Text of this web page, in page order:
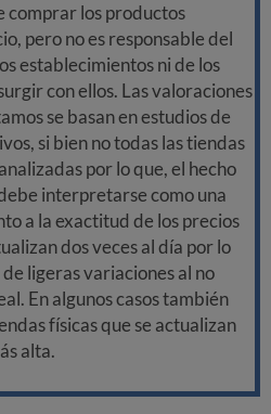
comprar los productos
pero no es responsable del
establecimientos ni de los
con ellos. Las valoraciones
se basan en estudios de
si bien no todas las tiendas
por lo que, el hecho
interpretarse como una
a la exactitud de los precios
dos veces al día por lo
ligeras variaciones al no
En algunos casos también
físicas que se actualizan
alta.